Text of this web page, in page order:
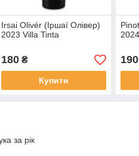
Irsai Olivér (Іршаї Олівер)
2023 Villa Tinta
180₴
Купити
190
за рік